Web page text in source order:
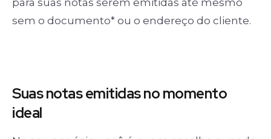
para suas notas serem emitidas até mesmo
sem o documento* ou o endereço do cliente.
Suas notasemitidas no momento
ideal